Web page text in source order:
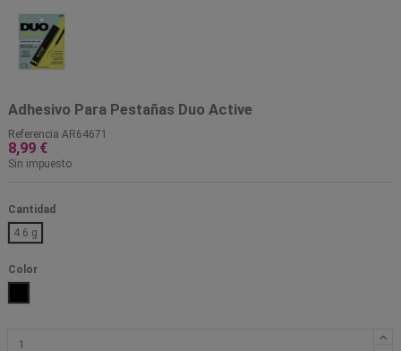
Adhesivo Para Pestañas Duo Active
Referencia AR64671
8,99 €
Sin impuesto
Cantidad
4.6 g
Color